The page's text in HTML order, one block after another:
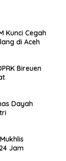
Kunci Cegah
di Aceh
Bireuen
Dayah
Jam